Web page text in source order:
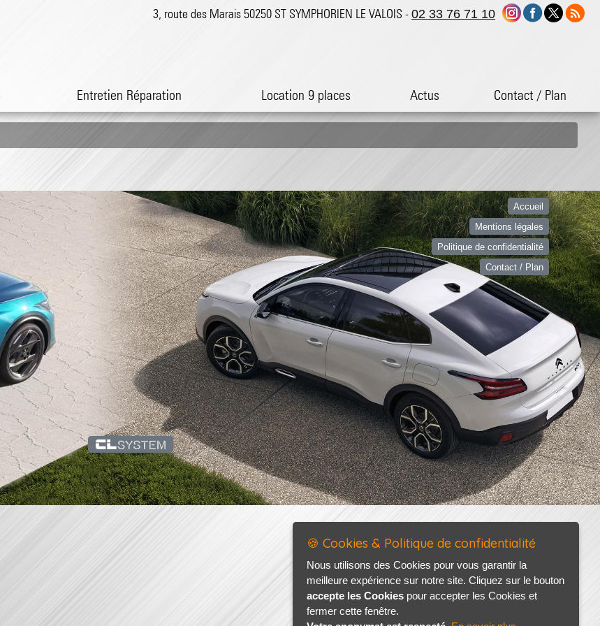
Entretien Réparation Location 9 places Actus Contact / Plan
3, route des Marais 50250 ST SYMPHORIEN LE VALOIS - 02 33 76 71 10
Accueil
Mentions légales
Politique de confidentialité
Contact / Plan
🍪 Cookies & Politique de confidentialité
Nous utilisons des Cookies pour vous garantir la
meilleure expérience sur notre site. Cliquez sur le bouton
accepte les Cookies pour accepter les Cookies et
fermer cette fenêtre.